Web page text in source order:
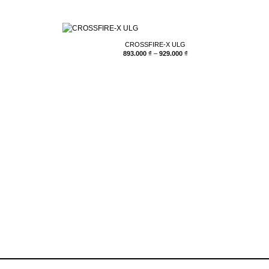
CROSSFIRE-X ULG
893.000 ₫ – 929.000 ₫Khoảng